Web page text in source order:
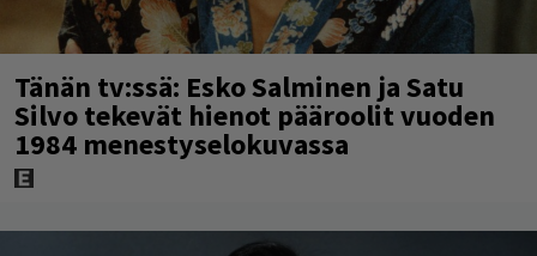
Tänän tv:ssä: Esko Salminen ja Satu
Silvo tekevät hienot pääroolit vuoden
1984 menestyselokuvassa